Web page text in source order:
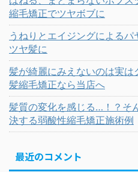
縮毛矯正でツヤボブに
うねりとエイジングによる
ツヤ髪に
髪が綺麗にみえないのは実
髪縮毛矯正なら当店へ
髪質の変化を感じる…！？そ
決する弱酸性縮毛矯正施術例
最近のコメント